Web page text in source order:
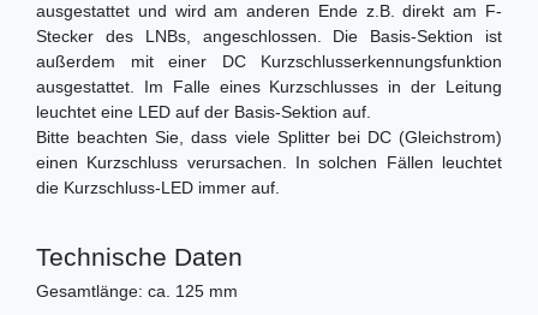
ausgestattet und wird am anderen Ende z.B. direkt am F-
Stecker des LNBs, angeschlossen. Die Basis-Sektion ist
außerdem mit einer DC Kurzschlusserkennungsfunktion
ausgestattet. Im Falle eines Kurzschlusses in der Leitung
leuchtet eine LED auf der Basis-Sektion auf.
Bitte beachten Sie, dass viele Splitter bei DC (Gleichstrom)
einen Kurzschluss verursachen. In solchen Fällen leuchtet
die Kurzschluss-LED immer auf.
Technische Daten
Gesamtlänge: ca. 125 mm